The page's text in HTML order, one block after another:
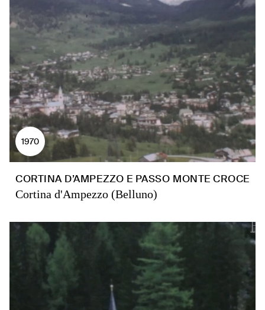
1970
CORTINA D’AMPEZZO E PASSO MONTE CROCE
Cortina d'Ampezzo (Belluno)